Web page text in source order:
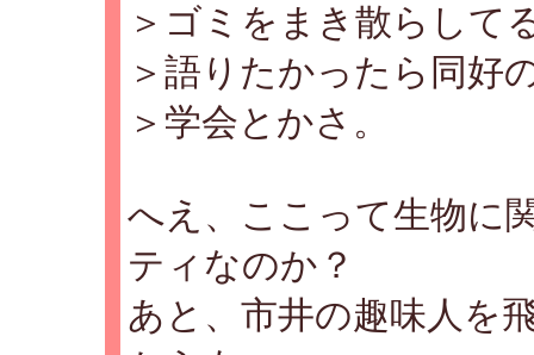
＞ゴミをまき散らして
＞語りたかったら同好
＞学会とかさ。
へえ、ここって生物に
ティなのか？
あと、市井の趣味人を